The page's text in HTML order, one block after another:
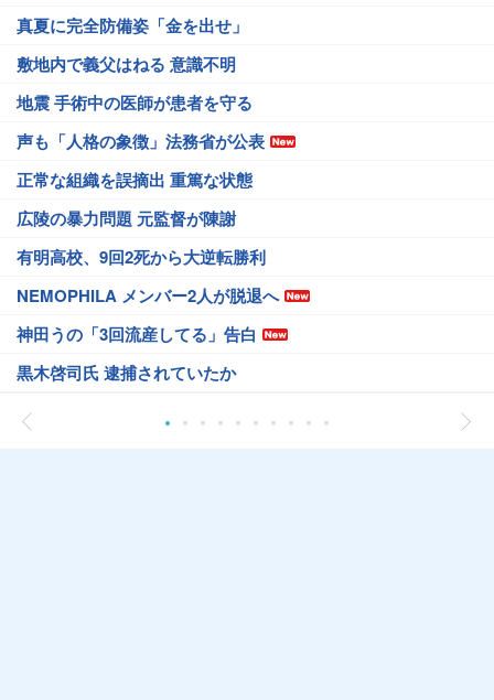
真夏に完全防備姿「金を出せ」
敷地内で義父はねる 意識不明
地震 手術中の医師が患者を守る
声も「人格の象徴」法務省が公表
正常な組織を誤摘出 重篤な状態
広陵の暴力問題 元監督が陳謝
有明高校、9回2死から大逆転勝利
NEMOPHILA メンバー2人が脱退へ
神田うの「3回流産してる」告白
黒木啓司氏 逮捕されていたか